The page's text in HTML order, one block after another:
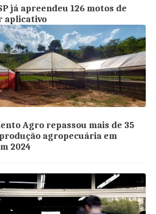
já apreendeu 126 motos de
aplicativo
Agro repassou mais de 35
agropecuária em
2024